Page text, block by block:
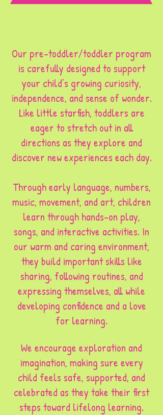
Our pre-toddler/toddler program
is carefully designed to support
your child’s growing curiosity,
independence, and sense of wonder.
Like little starfish, toddlers are
eager to stretch out in all
directions as they explore and
discover new experiences each day.
Through early language, numbers,
music, movement, and art, children
learn through hands-on play,
songs, and interactive activities. In
our warm and caring environment,
they build important skills like
sharing, following routines, and
expressing themselves, all while
developing confidence and a love
for learning.
We encourage exploration and
imagination, making sure every
child feels safe, supported, and
celebrated as they take their first
steps toward lifelong learning.